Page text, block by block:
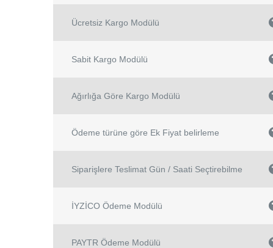
Ücretsiz Kargo Modülü
Sabit Kargo Modülü
Ağırlığa Göre Kargo Modülü
Ödeme türüne göre Ek Fiyat belirleme
Siparişlere Teslimat Gün / Saati Seçtirebilme
İYZİCO Ödeme Modülü
PAYTR Ödeme Modülü